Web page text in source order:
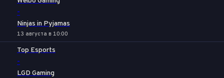
-
Ninjas in Pyjamas
13 августа в 10:00
Top Esports
-
LGD Gaming